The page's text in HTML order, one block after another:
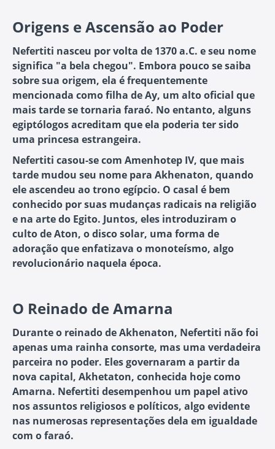
Origens e Ascensão ao Poder
Nefertiti nasceu por volta de 1370 a.C. e seu nome
significa "a bela chegou". Embora pouco se saiba
sobre sua origem, ela é frequentemente
mencionada como filha de Ay, um alto oficial que
mais tarde se tornaria faraó. No entanto, alguns
egiptólogos acreditam que ela poderia ter sido
uma princesa estrangeira.
Nefertiti casou-se com Amenhotep IV, que mais
tarde mudou seu nome para Akhenaton, quando
ele ascendeu ao trono egípcio. O casal é bem
conhecido por suas mudanças radicais na religião
e na arte do Egito. Juntos, eles introduziram o
culto de Aton, o disco solar, uma forma de
adoração que enfatizava o monoteísmo, algo
revolucionário naquela época.
O Reinado de Amarna
Durante o reinado de Akhenaton, Nefertiti não foi
apenas uma rainha consorte, mas uma verdadeira
parceira no poder. Eles governaram a partir da
nova capital, Akhetaton, conhecida hoje como
Amarna. Nefertiti desempenhou um papel ativo
nos assuntos religiosos e políticos, algo evidente
nas numerosas representações dela em igualdade
com o faraó.